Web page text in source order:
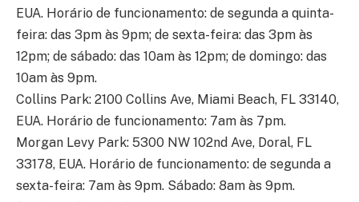
EUA. Horário de funcionamento: de segunda a quinta-
feira: das 3pm às 9pm; de sexta-feira: das 3pm às
12pm; de sábado: das 10am às 12pm; de domingo: das
10am às 9pm.
Collins Park: 2100 Collins Ave, Miami Beach, FL 33140,
EUA. Horário de funcionamento: 7am às 7pm.
Morgan Levy Park: 5300 NW 102nd Ave, Doral, FL
33178, EUA. Horário de funcionamento: de segunda a
sexta-feira: 7am às 9pm. Sábado: 8am às 9pm.